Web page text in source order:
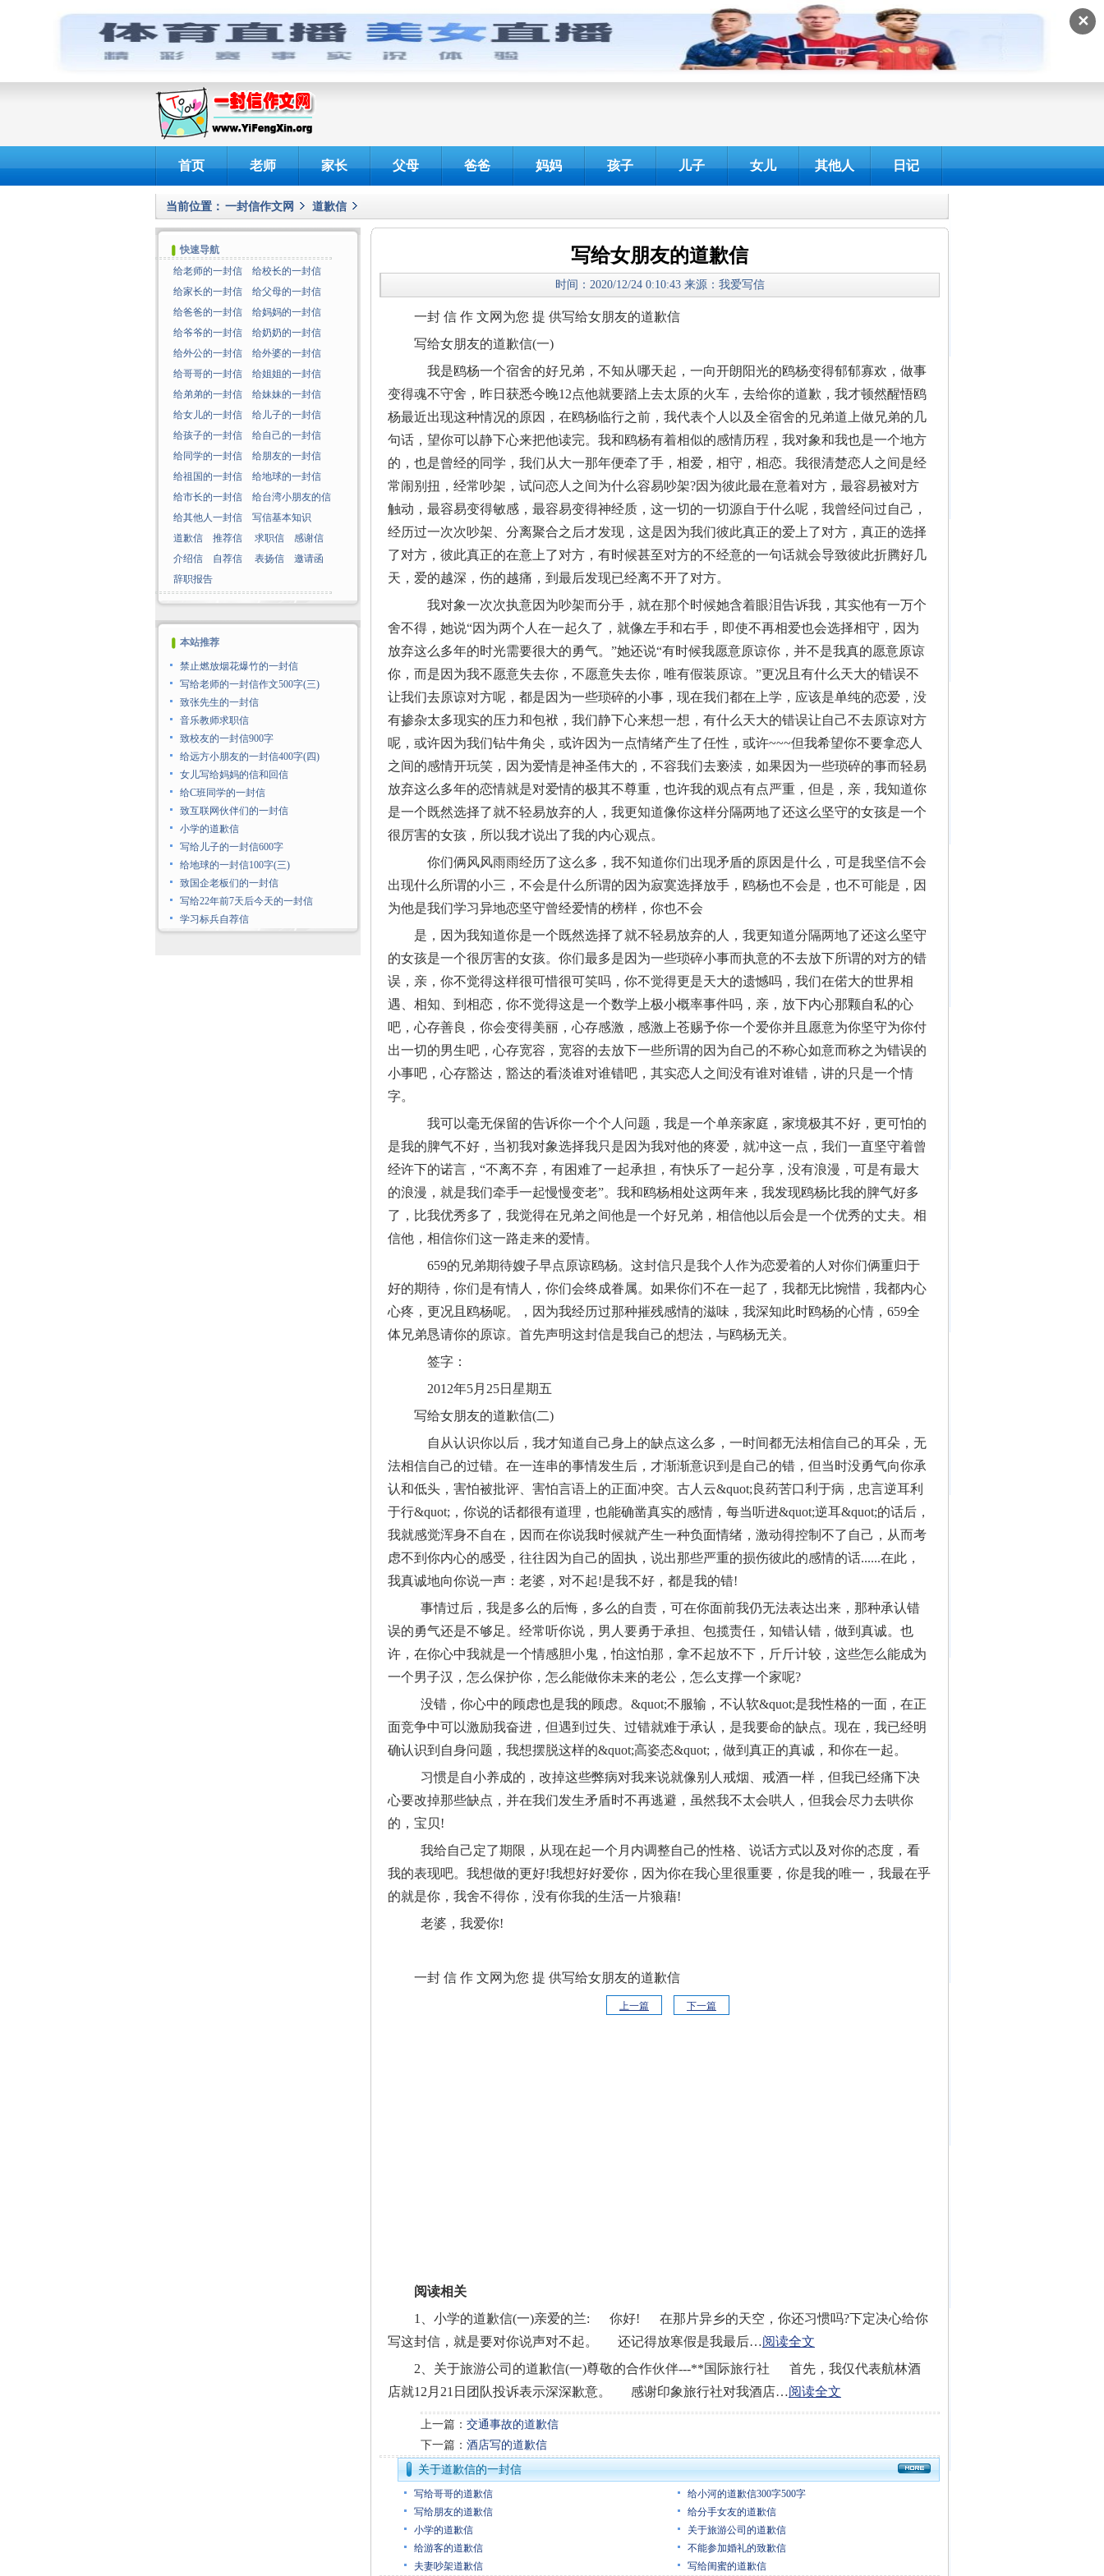
✕
首页 老师 家长 父母 爸爸 妈妈 孩子 儿子 女儿 其他人 日记
当前位置： 一封信作文网 道歉信
写给女朋友的道歉信
时间：2020/12/24 0:10:43 来源：我爱写信
一封 信 作 文网为您 提 供写给女朋友的道歉信
写给女朋友的道歉信(一)
我是鸥杨一个宿舍的好兄弟，不知从哪天起，一向开朗阳光的鸥杨变得郁郁寡欢，做事
变得魂不守舍，昨日获悉今晚12点他就要踏上去太原的火车，去给你的道歉，我才顿然醒悟鸥
杨最近出现这种情况的原因，在鸥杨临行之前，我代表个人以及全宿舍的兄弟道上做兄弟的几
句话，望你可以静下心来把他读完。我和鸥杨有着相似的感情历程，我对象和我也是一个地方
的，也是曾经的同学，我们从大一那年便牵了手，相爱，相守，相恋。我很清楚恋人之间是经
常闹别扭，经常吵架，试问恋人之间为什么容易吵架?因为彼此最在意着对方，最容易被对方
触动，最容易变得敏感，最容易变得神经质，这一切的一切源自于什么呢，我曾经问过自己，
经历过一次次吵架、分离聚合之后才发现，这是因为我们彼此真正的爱上了对方，真正的选择
了对方，彼此真正的在意上了对方，有时候甚至对方的不经意的一句话就会导致彼此折腾好几
天，爱的越深，伤的越痛，到最后发现已经离不开了对方。
我对象一次次执意因为吵架而分手，就在那个时候她含着眼泪告诉我，其实他有一万个
舍不得，她说“因为两个人在一起久了，就像左手和右手，即使不再相爱也会选择相守，因为
放弃这么多年的时光需要很大的勇气。”她还说“有时候我愿意原谅你，并不是我真的愿意原谅
你，而是因为我不愿意失去你，不愿意失去你，唯有假装原谅。”更况且有什么天大的错误不
让我们去原谅对方呢，都是因为一些琐碎的小事，现在我们都在上学，应该是单纯的恋爱，没
有掺杂太多现实的压力和包袱，我们静下心来想一想，有什么天大的错误让自己不去原谅对方
呢，或许因为我们钻牛角尖，或许因为一点情绪产生了任性，或许~~~但我希望你不要拿恋人
之间的感情开玩笑，因为爱情是神圣伟大的，不容我们去亵渎，如果因为一些琐碎的事而轻易
放弃这么多年的恋情就是对爱情的极其不尊重，也许我的观点有点严重，但是，亲，我知道你
是一个既然选择了就不轻易放弃的人，我更知道像你这样分隔两地了还这么坚守的女孩是一个
很厉害的女孩，所以我才说出了我的内心观点。
你们俩风风雨雨经历了这么多，我不知道你们出现矛盾的原因是什么，可是我坚信不会
出现什么所谓的小三，不会是什么所谓的因为寂寞选择放手，鸥杨也不会是，也不可能是，因
为他是我们学习异地恋坚守曾经爱情的榜样，你也不会
是，因为我知道你是一个既然选择了就不轻易放弃的人，我更知道分隔两地了还这么坚守
的女孩是一个很厉害的女孩。你们最多是因为一些琐碎小事而执意的不去放下所谓的对方的错
误，亲，你不觉得这样很可惜很可笑吗，你不觉得更是天大的遗憾吗，我们在偌大的世界相
遇、相知、到相恋，你不觉得这是一个数学上极小概率事件吗，亲，放下内心那颗自私的心
吧，心存善良，你会变得美丽，心存感激，感激上苍赐予你一个爱你并且愿意为你坚守为你付
出一切的男生吧，心存宽容，宽容的去放下一些所谓的因为自己的不称心如意而称之为错误的
小事吧，心存豁达，豁达的看淡谁对谁错吧，其实恋人之间没有谁对谁错，讲的只是一个情
字。
我可以毫无保留的告诉你一个个人问题，我是一个单亲家庭，家境极其不好，更可怕的
是我的脾气不好，当初我对象选择我只是因为我对他的疼爱，就冲这一点，我们一直坚守着曾
经许下的诺言，“不离不弃，有困难了一起承担，有快乐了一起分享，没有浪漫，可是有最大
的浪漫，就是我们牵手一起慢慢变老”。我和鸥杨相处这两年来，我发现鸥杨比我的脾气好多
了，比我优秀多了，我觉得在兄弟之间他是一个好兄弟，相信他以后会是一个优秀的丈夫。相
信他，相信你们这一路走来的爱情。
659的兄弟期待嫂子早点原谅鸥杨。这封信只是我个人作为恋爱着的人对你们俩重归于
好的期待，你们是有情人，你们会终成眷属。如果你们不在一起了，我都无比惋惜，我都内心
心疼，更况且鸥杨呢。，因为我经历过那种摧残感情的滋味，我深知此时鸥杨的心情，659全
体兄弟恳请你的原谅。首先声明这封信是我自己的想法，与鸥杨无关。
签字：
2012年5月25日星期五
写给女朋友的道歉信(二)
自从认识你以后，我才知道自己身上的缺点这么多，一时间都无法相信自己的耳朵，无
法相信自己的过错。在一连串的事情发生后，才渐渐意识到是自己的错，但当时没勇气向你承
认和低头，害怕被批评、害怕言语上的正面冲突。古人云&quot;良药苦口利于病，忠言逆耳利
于行&quot;，你说的话都很有道理，也能确凿真实的感情，每当听进&quot;逆耳&quot;的话后，
我就感觉浑身不自在，因而在你说我时候就产生一种负面情绪，激动得控制不了自己，从而考
虑不到你内心的感受，往往因为自己的固执，说出那些严重的损伤彼此的感情的话......在此，
我真诚地向你说一声：老婆，对不起!是我不好，都是我的错!
事情过后，我是多么的后悔，多么的自责，可在你面前我仍无法表达出来，那种承认错
误的勇气还是不够足。经常听你说，男人要勇于承担、包揽责任，知错认错，做到真诚。也
许，在你心中我就是一个情感胆小鬼，怕这怕那，拿不起放不下，斤斤计较，这些怎么能成为
一个男子汉，怎么保护你，怎么能做你未来的老公，怎么支撑一个家呢?
没错，你心中的顾虑也是我的顾虑。&quot;不服输，不认软&quot;是我性格的一面，在正
面竞争中可以激励我奋进，但遇到过失、过错就难于承认，是我要命的缺点。现在，我已经明
确认识到自身问题，我想摆脱这样的&quot;高姿态&quot;，做到真正的真诚，和你在一起。
习惯是自小养成的，改掉这些弊病对我来说就像别人戒烟、戒酒一样，但我已经痛下决
心要改掉那些缺点，并在我们发生矛盾时不再逃避，虽然我不太会哄人，但我会尽力去哄你
的，宝贝!
我给自己定了期限，从现在起一个月内调整自己的性格、说话方式以及对你的态度，看
我的表现吧。我想做的更好!我想好好爱你，因为你在我心里很重要，你是我的唯一，我最在乎
的就是你，我舍不得你，没有你我的生活一片狼藉!
老婆，我爱你!
一封 信 作 文网为您 提 供写给女朋友的道歉信
上一篇 下一篇
阅读相关
1、小学的道歉信(一)亲爱的兰: 你好! 在那片异乡的天空，你还习惯吗?下定决心给你
写这封信，就是要对你说声对不起。 还记得放寒假是我最后…阅读全文
2、关于旅游公司的道歉信(一)尊敬的合作伙伴---**国际旅行社 首先，我仅代表航林酒
店就12月21日团队投诉表示深深歉意。 感谢印象旅行社对我酒店…阅读全文
上一篇： 交通事故的道歉信
下一篇： 酒店写的道歉信
关于道歉信的一封信
写给哥哥的道歉信
给小河的道歉信300字500字
写给朋友的道歉信
给分手女友的道歉信
小学的道歉信
关于旅游公司的道歉信
给游客的道歉信
不能参加婚礼的致歉信
夫妻吵架道歉信
写给闺蜜的道歉信
快速导航
给老师的一封信
给校长的一封信
给家长的一封信
给父母的一封信
给爸爸的一封信
给妈妈的一封信
给爷爷的一封信
给奶奶的一封信
给外公的一封信
给外婆的一封信
给哥哥的一封信
给姐姐的一封信
给弟弟的一封信
给妹妹的一封信
给女儿的一封信
给儿子的一封信
给孩子的一封信
给自己的一封信
给同学的一封信
给朋友的一封信
给祖国的一封信
给地球的一封信
给市长的一封信
给台湾小朋友的信
给其他人一封信
写信基本知识
道歉信
推荐信 求职信
感谢信
介绍信
自荐信 表扬信
邀请函
辞职报告
本站推荐
禁止燃放烟花爆竹的一封信
写给老师的一封信作文500字(三)
致张先生的一封信
音乐教师求职信
致校友的一封信900字
给远方小朋友的一封信400字(四)
女儿写给妈妈的信和回信
给C班同学的一封信
致互联网伙伴们的一封信
小学的道歉信
写给儿子的一封信600字
给地球的一封信100字(三)
致国企老板们的一封信
写给22年前7天后今天的一封信
学习标兵自荐信